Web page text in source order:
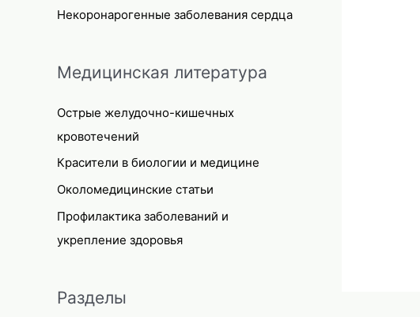
Некоронарогенные заболевания сердца
Медицинская литература
Острые желудочно-кишечных
кровотечений
Красители в биологии и медицине
Околомедицинские статьи
Профилактика заболеваний и
укрепление здоровья
Разделы